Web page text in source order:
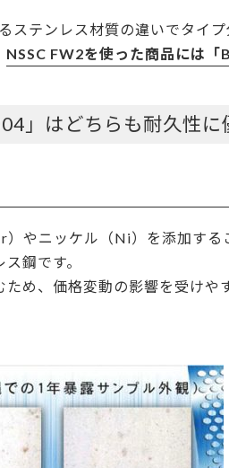
ステンレス材質の違いでタイ
NSSC FW2を使った商品には「
」はどちらも耐久性
）やニッケル（Ni）を添加する
鋼です。
め、価格変動の影響を受けや